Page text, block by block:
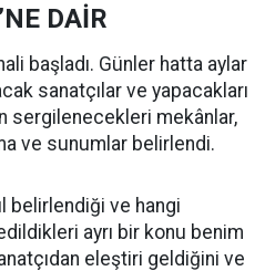
DAİR
başladı. Günler hatta aylar
sanatçılar ve yapacakları
sergilenecekleri mekânlar,
ve sunumlar belirlendi.
belirlendiği ve hangi
ayrı bir konu benim
eleştiri geldiğini ve